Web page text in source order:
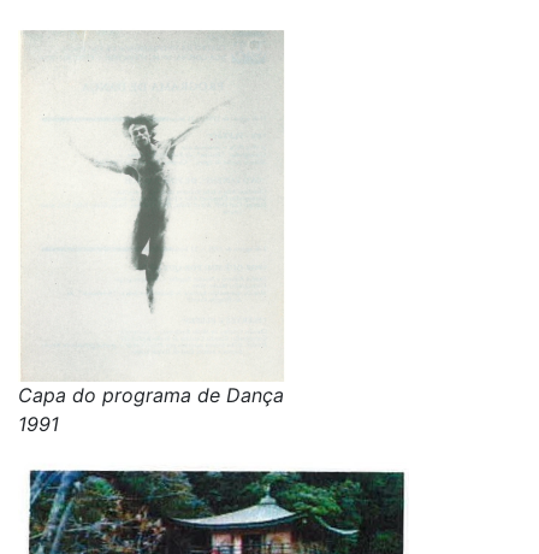
Capa do programa de Dança
1991